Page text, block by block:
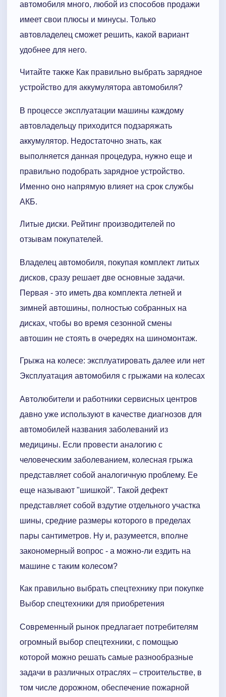
автомобиля много, любой из способов продажи
имеет свои плюсы и минусы. Только
автовладелец сможет решить, какой вариант
удобнее для него.
Читайте также Как правильно выбрать зарядное
устройство для аккумулятора автомобиля?
В процессе эксплуатации машины каждому
автовладельцу приходится подзаряжать
аккумулятор. Недостаточно знать, как
выполняется данная процедура, нужно еще и
правильно подобрать зарядное устройство.
Именно оно напрямую влияет на срок службы
АКБ.
Литые диски. Рейтинг производителей по
отзывам покупателей.
Владелец автомобиля, покупая комплект литых
дисков, сразу решает две основные задачи.
Первая - это иметь два комплекта летней и
зимней автошины, полностью собранных на
дисках, чтобы во время сезонной смены
автошин не стоять в очередях на шиномонтаж.
Грыжа на колесе: эксплуатировать далее или нет
Эксплуатация автомобиля с грыжами на колесах
Автолюбители и работники сервисных центров
давно уже используют в качестве диагнозов для
автомобилей названия заболеваний из
медицины. Если провести аналогию с
человеческим заболеванием, колесная грыжа
представляет собой аналогичную проблему. Ее
еще называют "шишкой". Такой дефект
представляет собой вздутие отдельного участка
шины, средние размеры которого в пределах
пары сантиметров. Ну и, разумеется, вполне
закономерный вопрос - а можно-ли ездить на
машине с таким колесом?
Как правильно выбрать спецтехнику при покупке
Выбор спецтехники для приобретения
Современный рынок предлагает потребителям
огромный выбор спецтехники, с помощью
которой можно решать самые разнообразные
задачи в различных отраслях – строительстве, в
том числе дорожном, обеспечение пожарной